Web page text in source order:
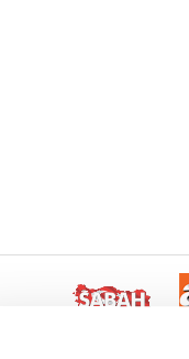
Reddet